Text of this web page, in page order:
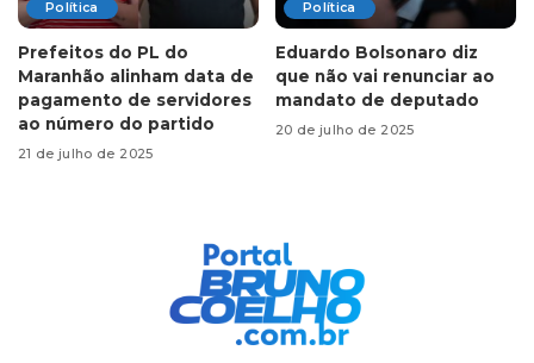
Política
Prefeitos do PL do
Maranhão alinham data de
pagamento de servidores
ao número do partido
21 de julho de 2025
Política
Eduardo Bolsonaro diz
que não vai renunciar ao
mandato de deputado
20 de julho de 2025